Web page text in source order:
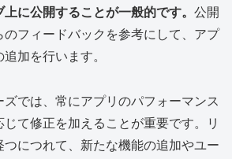
に公開することが一般的です。 公開
のフィードバックを参考にして、アプ
加を行います。
では、常にアプリのパフォーマンス
て修正を加えることが重要です。リ
つにつれて、新たな機能の追加やユー